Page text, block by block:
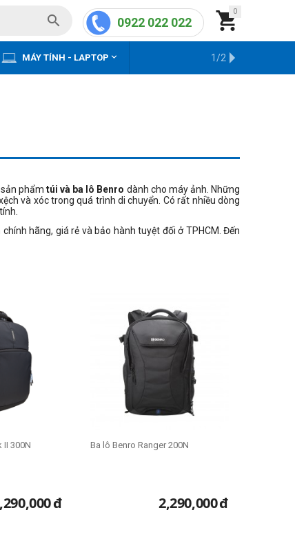
0

0922 022 022

MÁY TÍNH - LAPTOP  KHO HÀNG CŨ
1/2
phẩm túi và ba lô Benro dành cho máy ảnh. Những
và xóc trong quá trình di chuyển. Có rất nhiều dòng
hãng, giá rẻ và bảo hành tuyệt đối ở TPHCM. Đến
II 300N
đ
Ba lô Benro Ranger 200N
2,290,000đ